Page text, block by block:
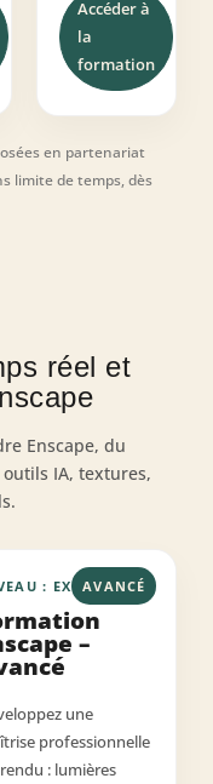
Accéder à
la
formation
en partenariat
limite de temps, dès
réel et
Enscape, du
IA, textures,
AVANCÉ
: EXPERT
–
une
professionnelle
: lumières